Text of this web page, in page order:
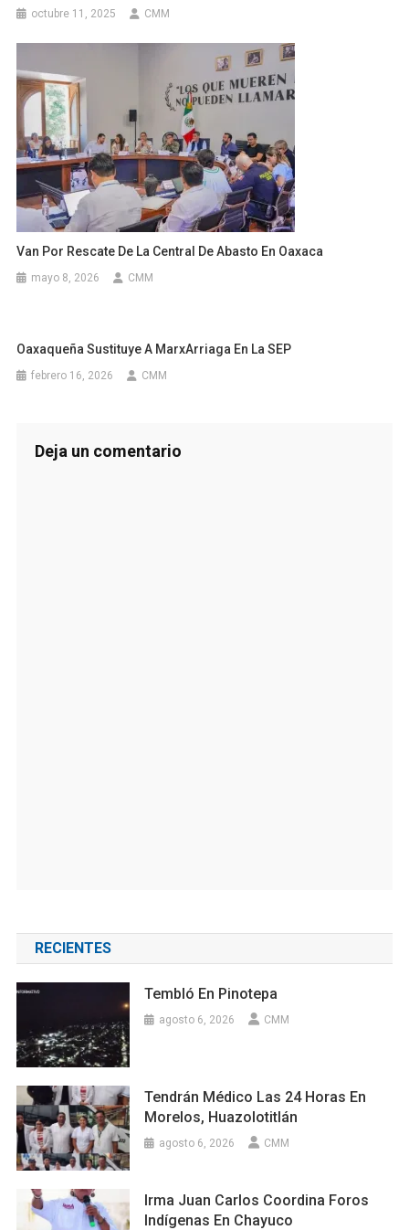
octubre 11, 2025 CMM
Van Por Rescate De La Central De Abasto En Oaxaca
mayo 8, 2026 CMM
Oaxaqueña Sustituye A MarxArriaga En La SEP
febrero 16, 2026 CMM
Deja un comentario
RECIENTES
Tembló En Pinotepa
agosto 6, 2026 CMM
Tendrán Médico Las 24 Horas En
Morelos, Huazolotitlán
agosto 6, 2026 CMM
Irma Juan Carlos Coordina Foros
Indígenas En Chayuco